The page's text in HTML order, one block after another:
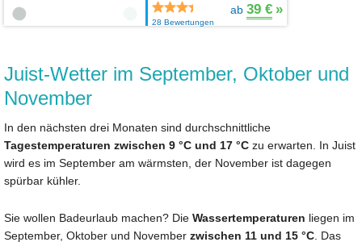
28 Bewertungen
ab 39 € »
Juist-Wetter im September, Oktober und
November
In den nächsten drei Monaten sind durchschnittliche
Tagestemperaturen zwischen 9 °C und 17 °C zu erwarten. In Juist
wird es im September am wärmsten, der November ist dagegen
spürbar kühler.
Sie wollen Badeurlaub machen? Die Wassertemperaturen liegen im
September, Oktober und November zwischen 11 und 15 °C . Das